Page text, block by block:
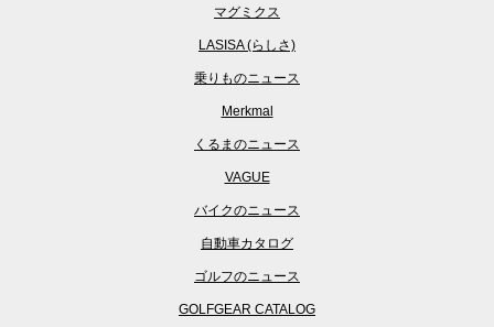
マグミクス
LASISA (らしさ)
乗りものニュース
Merkmal
くるまのニュース
VAGUE
バイクのニュース
自動車カタログ
ゴルフのニュース
GOLFGEAR CATALOG